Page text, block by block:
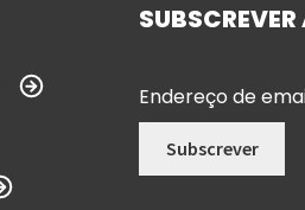
Endereço de